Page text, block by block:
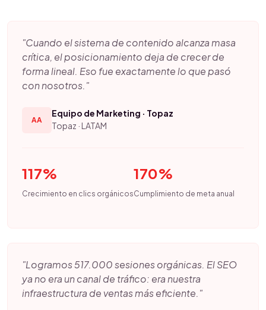
"Cuando el sistema de contenido alcanza masa
crítica, el posicionamiento deja de crecer de
forma lineal. Eso fue exactamente lo que pasó
con nosotros."
AA
Equipo de Marketing · Topaz
Topaz · LATAM
117%
Crecimiento en clics orgánicos
170%
Cumplimiento de meta anual
"Logramos 517.000 sesiones orgánicas. El SEO
ya no era un canal de tráfico: era nuestra
infraestructura de ventas más eficiente."